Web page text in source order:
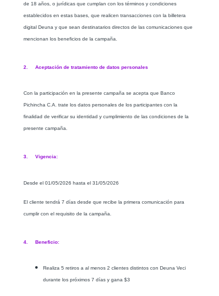
de 18 años, o jurídicas que cumplan con los términos y condiciones
establecidos en estas bases, que realicen transacciones con la billetera
digital Deuna y que sean destinatarios directos de las comunicaciones que
mencionan los beneficios de la campaña.
2. Aceptación de tratamiento de datos personales
Con la participación en la presente campaña se acepta que Banco
Pichincha C.A. trate los datos personales de los participantes con la
finalidad de verificar su identidad y cumplimiento de las condiciones de la
presente campaña.
3. Vigencia:
Desde el 01/05/2026 hasta el 31/05/2026
El cliente tendrá 7 días desde que recibe la primera comunicación para
cumplir con el requisito de la campaña.
4. Beneficio:
Realiza 5 retiros a al menos 2 clientes distintos con Deuna Veci
durante los próximos 7 días y gana $3